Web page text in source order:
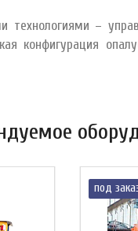
–
конфигурация
под